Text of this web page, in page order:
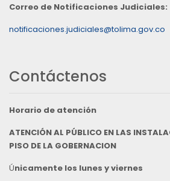
Correo de Notificaciones Judiciales:
notificaciones.judiciales@tolima.gov.co
Contáctenos
Horario de atención
ATENCIÓN AL PÚBLICO EN LAS
PISO DE LA GOBERNACION
Únicamente los lunes y viernes